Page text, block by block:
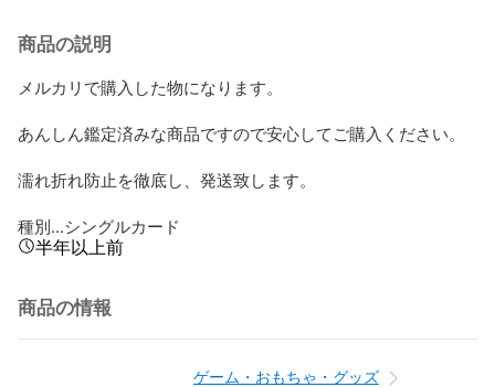
商品の説明
メルカリで購入した物になります。
あんしん鑑定済みな商品ですので安心してご購入ください。
濡れ折れ防止を徹底し、発送致します。
種別...シングルカード
半年以上前
商品の情報
ゲーム・おもちゃ・グッズ